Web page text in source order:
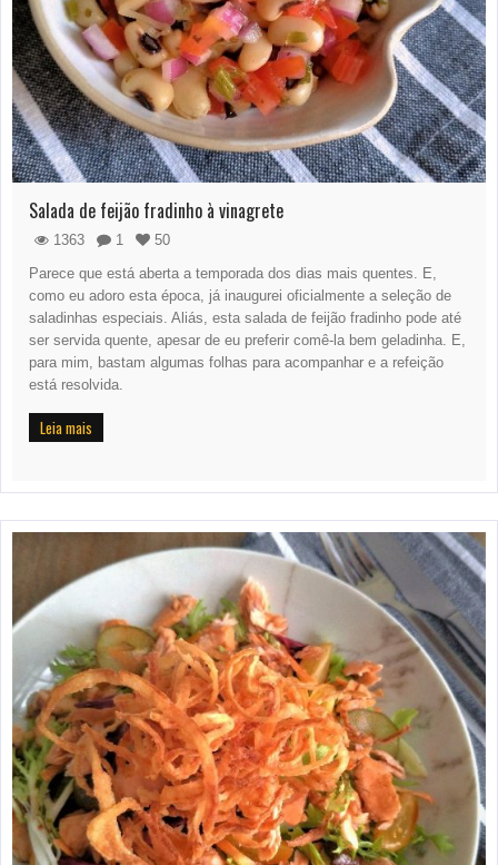
Salada de feijão fradinho à vinagrete
1363 1
50
Parece que está aberta a temporada dos dias mais quentes. E,
como eu adoro esta época, já inaugurei oficialmente a seleção de
saladinhas especiais. Aliás, esta salada de feijão fradinho pode até
ser servida quente, apesar de eu preferir comê-la bem geladinha. E,
para mim, bastam algumas folhas para acompanhar e a refeição
está resolvida.
Leia mais